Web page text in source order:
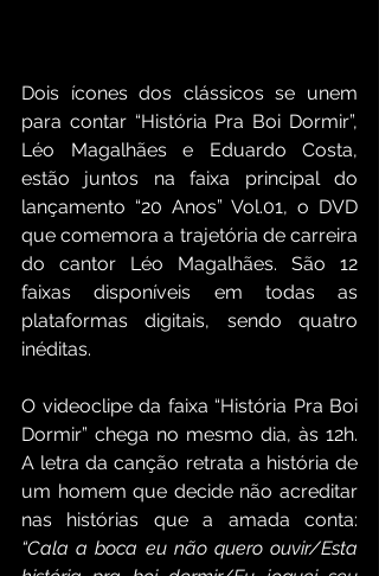
Dois ícones dos clássicos se unem
para contar “História Pra Boi Dormir”,
Léo Magalhães e Eduardo Costa,
estão juntos na faixa principal do
lançamento “20 Anos” Vol.01, o DVD
que comemora a trajetória de carreira
do cantor Léo Magalhães. São 12
faixas disponíveis em todas as
plataformas digitais, sendo quatro
inéditas.
O videoclipe da faixa “História Pra Boi
Dormir” chega no mesmo dia, às 12h.
A letra da canção retrata a história de
um homem que decide não acreditar
nas histórias que a amada conta:
“Cala a boca eu não quero ouvir/Esta